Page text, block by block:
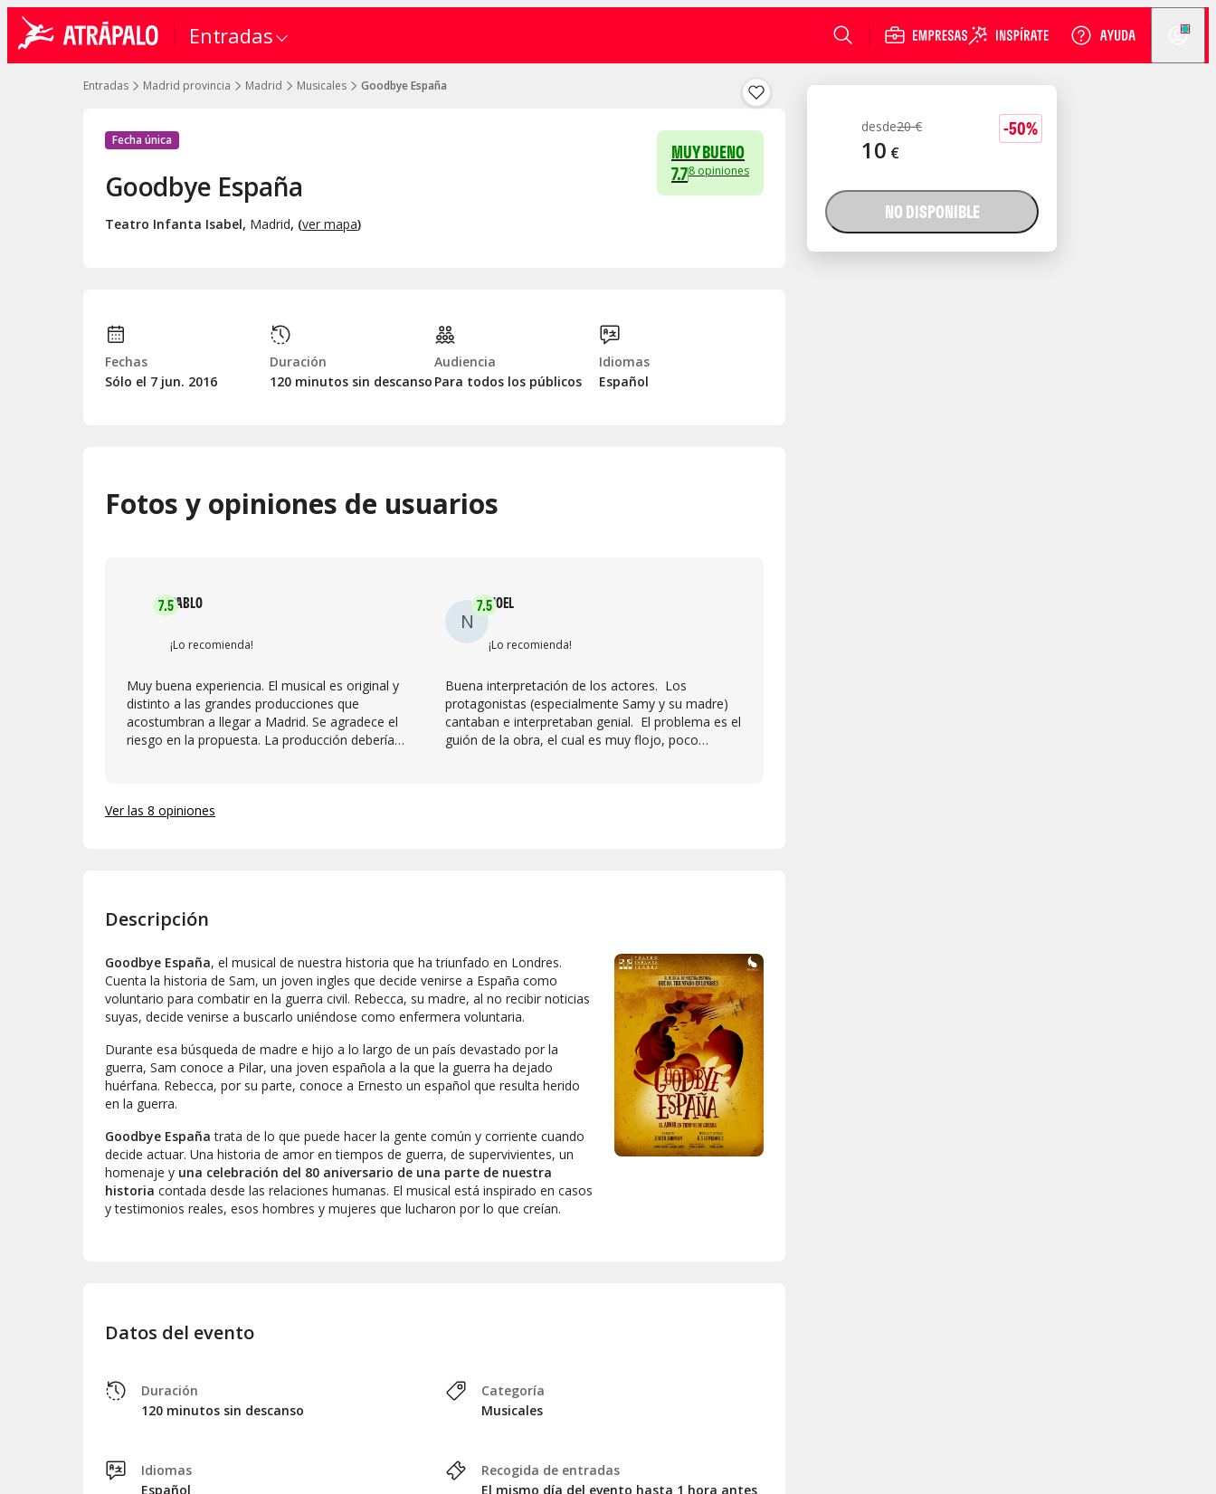
Entradas
Entradas Madrid provincia Madrid Musicales Goodbye España
-50%
desde20 €
10 €
NO DISPONIBLE
Fecha única
Goodbye España
Teatro Infanta Isabel, Madrid, (ver mapa)
MUY BUENO
7.78 opiniones
Fechas
Sólo el 7 jun. 2016
Duración
120 minutos sin descanso
Audiencia
Para todos los públicos
Idiomas
Español
Fotos y opiniones de usuarios
7.5PABLO
¡Lo recomienda!
Muy buena experiencia. El musical es original y
distinto a las grandes producciones que
acostumbran a llegar a Madrid. Se agradece el
riesgo en la propuesta. La producción debería
funcionaría mejor en espacios más reducidos.
N
7.5NOEL
¡Lo recomienda!
Buena interpretación de los actores. Los
protagonistas (especialmente Samy y su madre)
cantaban e interpretaban genial. El problema es el
guión de la obra, el cual es muy flojo, poco
Ver las 8 opiniones
Descripción
Goodbye España, el musical de nuestra historia que ha triunfado en Londres.
Cuenta la historia de Sam, un joven ingles que decide venirse a España como
voluntario para combatir en la guerra civil. Rebecca, su madre, al no recibir noticias
suyas, decide venirse a buscarlo uniéndose como enfermera voluntaria.
Durante esa búsqueda de madre e hijo a lo largo de un país devastado por la
guerra, Sam conoce a Pilar, una joven española a la que la guerra ha dejado
huérfana. Rebecca, por su parte, conoce a Ernesto un español que resulta herido
en la guerra.
Goodbye España trata de lo que puede hacer la gente común y corriente cuando
decide actuar. Una historia de amor en tiempos de guerra, de supervivientes, un
homenaje y una celebración del 80 aniversario de una parte de nuestra
historia contada desde las relaciones humanas. El musical está inspirado en casos
y testimonios reales, esos hombres y mujeres que lucharon por lo que creían.
Datos del evento
Duración
120 minutos sin descanso
Idiomas
Español
Categoría
Musicales
Recogida de entradas
El mismo día del evento hasta 1 hora antes